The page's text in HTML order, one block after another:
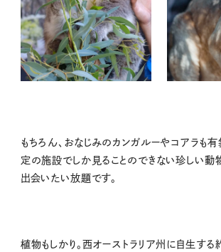
もちろん、おなじみのカンガルーやコアラも
定の施設でしか見ることのできない珍しい動
出会いたい放題です。
植物もしかり。西オーストラリア州に自生す